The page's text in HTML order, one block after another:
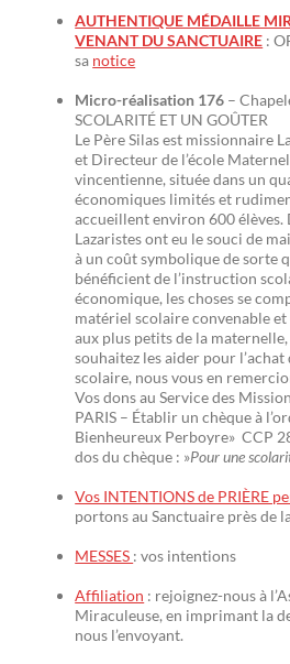
AUTHENTIQUE MÉDAILLE
VENANT DU SANCTUAIRE :
sa notice
Micro-réalisation 176 –
SCOLARITÉ ET UN GOÛTER
Le Père Silas est missionnaire
et Directeur de l’école
vincentienne, située dans un
économiques limités et
accueillent environ 600 élèves.
Lazaristes ont eu le souci de
à un coût symbolique de sorte
bénéficient de l’instruction
économique, les choses se
matériel scolaire convenable
aux plus petits de la
souhaitez les aider pour
scolaire, nous vous en
Vos dons au Service des
PARIS – Établir un chèque à
Bienheureux Perboyre» CCP
dos du chèque : »Pour une
Vos INTENTIONS de PRIÈRE
portons au Sanctuaire près de
MESSES : vos intentions
Affiliation : rejoignez-nous à
Miraculeuse, en imprimant la
nous l’envoyant.